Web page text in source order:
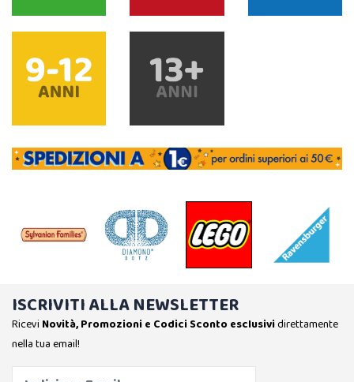
ISCRIVITI ALLA NEWSLETTER
Ricevi Novità, Promozioni e Codici Sconto esclusividirettamente
nella tua email!